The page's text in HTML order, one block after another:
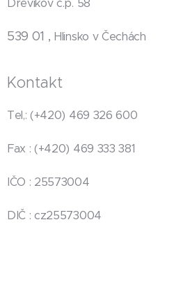
Dřevíkov č.p. 58
539 01 , Hlinsko v Čechách
Kontakt
Tel,: (+420) 469 326 600
Fax : (+420) 469 333 381
IČO : 25573004
DIČ : cz25573004